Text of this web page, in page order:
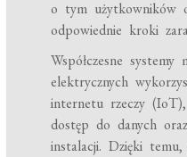
o tym użytkowników
odpowiednie kroki
Współczesne
elektrycznych
internetu rzeczy
dostęp do danych
instalacji. Dzięki